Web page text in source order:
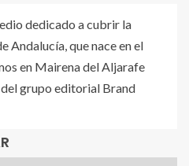
dedicado a cubrir la
Andalucía, que nace en el
en Mairena del Aljarafe
grupo editorial Brand